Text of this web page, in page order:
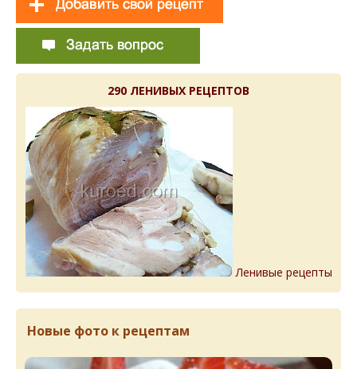
290 ЛЕНИВЫХ РЕЦЕПТОВ
Ленивые рецепты
Новые фото к рецептам